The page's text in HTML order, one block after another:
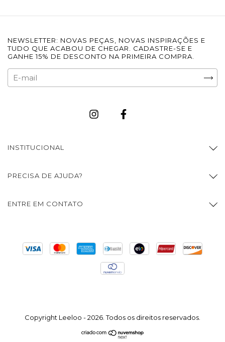
NEWSLETTER: NOVAS PEÇAS, NOVAS INSPIRAÇÕES E
TUDO QUE ACABOU DE CHEGAR. CADASTRE-SE E
GANHE 15% DE DESCONTO NA PRIMEIRA COMPRA.
INSTITUCIONAL
PRECISA DE AJUDA?
ENTRE EM CONTATO
Copyright Leeloo - 2026. Todos os direitos reservados.